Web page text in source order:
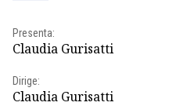
Presenta:
Claudia Gurisatti
Dirige:
Claudia Gurisatti